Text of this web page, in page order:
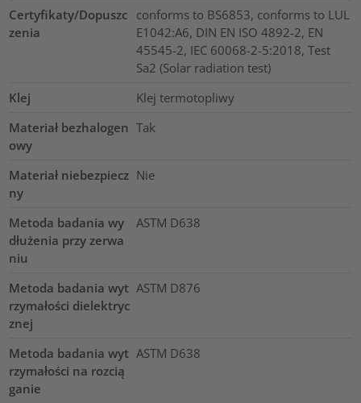
Certyfikaty/Dopuszc
zenia
conforms to BS6853, conforms to LUL
E1042:A6, DIN EN ISO 4892-2, EN
45545-2, IEC 60068-2-5:2018, Test
Sa2 (Solar radiation test)
Klej
Klej termotopliwy
Materiał bezhalogen
owy
Tak
Materiał niebezpiecz
ny
Nie
Metoda badania wy
dłużenia przy zerwa
niu
ASTM D638
Metoda badania wyt
rzymałości dielektryc
znej
ASTM D876
Metoda badania wyt
rzymałości na rozcią
ganie
ASTM D638